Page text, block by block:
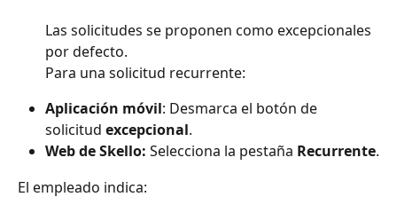
Las solicitudes se proponen como excepcionales
por defecto.
​Para una solicitud recurrente:
Aplicación móvil: Desmarca el botón de
solicitud excepcional.
Web de Skello: Selecciona la pestaña Recurrente.
El empleado indica: